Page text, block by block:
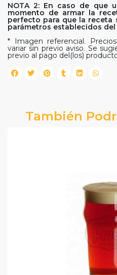
NOTA 2: En caso de que
momento de armar la
perfecto para que la
parámetros establecidos
* Imagen referencial.
variar sin previo aviso. Se
previo al pago del(los)
También